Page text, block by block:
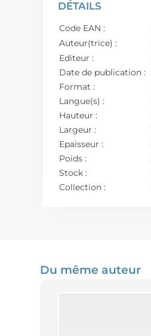
DÉTAILS
Code EAN :
Auteur(trice) :
Editeur :
Date de publication :
Format :
Langue(s) :
Hauteur :
Largeur :
Epaisseur :
Poids :
Stock :
Collection :
Du même auteur